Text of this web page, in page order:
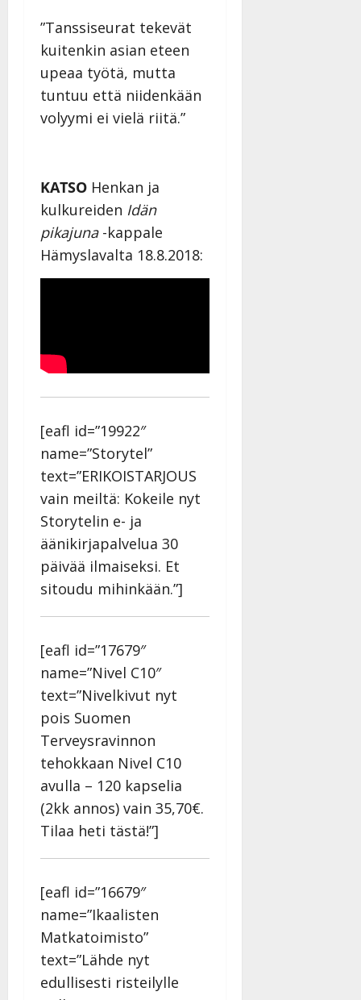
”Tanssiseurat tekevät
kuitenkin asian eteen
upeaa työtä, mutta
tuntuu että niidenkään
volyymi ei vielä riitä.”
KATSO Henkan ja
kulkureiden Idän
pikajuna-kappale
Hämyslavalta 18.8.2018:
[eafl id=”19922″
name=”Storytel”
text=”ERIKOISTARJOUS
vain meiltä: Kokeile nyt
Storytelin e- ja
äänikirjapalvelua 30
päivää ilmaiseksi. Et
sitoudu mihinkään.”]
[eafl id=”17679″
name=”Nivel C10″
text=”Nivelkivut nyt
pois Suomen
Terveysravinnon
tehokkaan Nivel C10
avulla – 120 kapselia
(2kk annos) vain 35,70€.
Tilaa heti tästä!”]
[eafl id=”16679″
name=”Ikaalisten
Matkatoimisto”
text=”Lähde nyt
edullisesti risteilylle